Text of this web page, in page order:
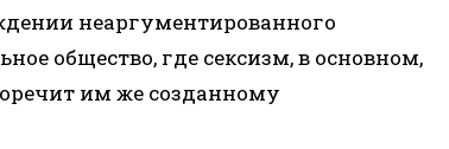
неаргументированного
общество, где сексизм, в основном,
им же созданному